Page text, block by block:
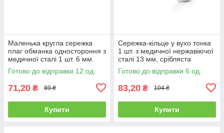
Маленька кругла сережка
плаг обманка одностороння з
медичної сталі 1 шт. 6 мм.
срібляста JAVRICK
Готово до відправки 12 од.
71,20 ₴ 89 ₴
Купити
Сережка-кільце у вухо тонка
1 шт. з медичної нержавіючої
сталі 13 мм, срібляста
JAVRICK
Готово до відправки 6 од.
83,20 ₴ 104 ₴
Купити